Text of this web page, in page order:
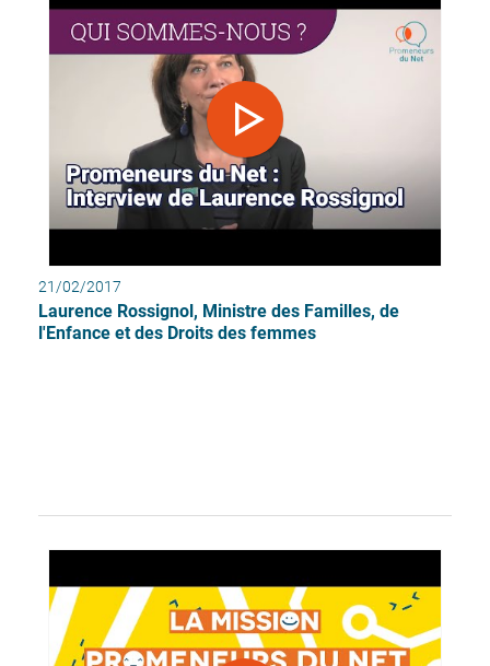
21/02/2017
Laurence Rossignol, Ministre des Familles, de
l'Enfance et des Droits des femmes